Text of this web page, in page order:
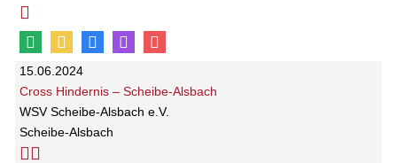
15.06.2024
Cross Hindernis – Scheibe-Alsbach
WSV Scheibe-Alsbach e.V.
Scheibe-Alsbach